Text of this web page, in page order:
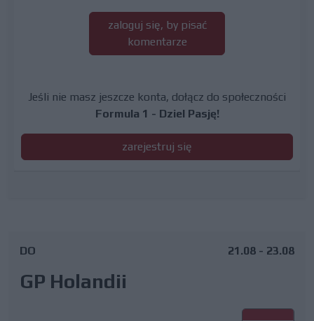
zaloguj się, by pisać
komentarze
Jeśli nie masz jeszcze konta, dołącz do społeczności
Formula 1 - Dziel Pasję!
zarejestruj się
DO
GP Holandii
21.08 - 23.08